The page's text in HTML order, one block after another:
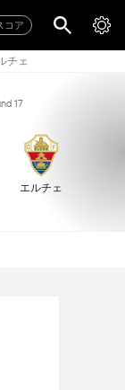
コア
チェ
17
エルチェ